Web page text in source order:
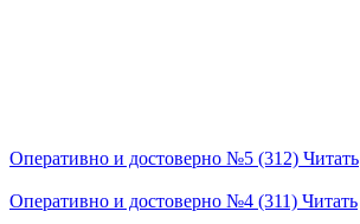
Оперативно и достоверно №5 (312) Читать
Оперативно и достоверно №4 (311) Читать